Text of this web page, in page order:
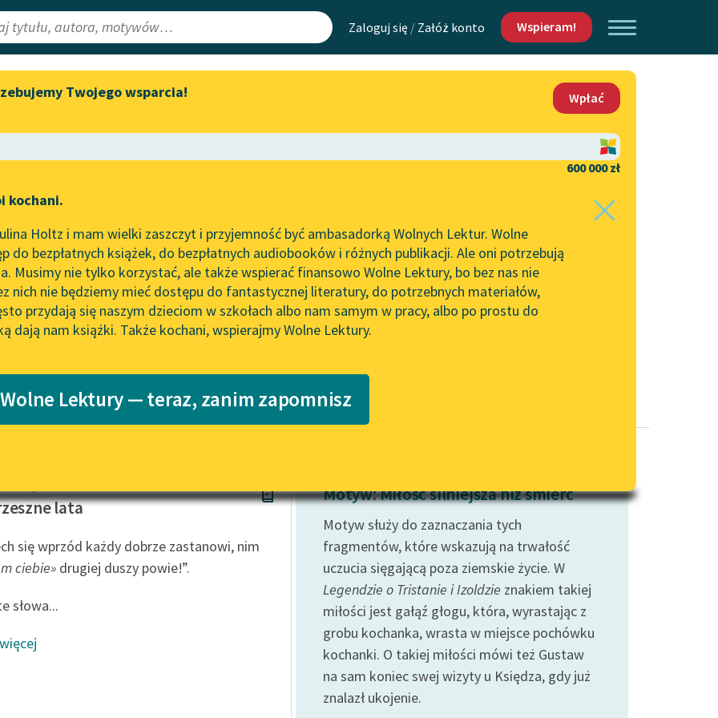
Zaloguj się / Załóż konto Wspieram!
Lektury
redakcyjne
Aktualności
„Prokurator Alicja Horn” do
literatury skandynawskiej
Spotkanie z Katarzyną Tunkiel
w Oslo
102. lata temu zmarł Joseph
Conrad
Lektury szkolne i klasyka
literatury do słuchania dla
E-kolekcja lektur szkolnych i
literatury do słuchania dla
niepełnosprawnościami
Feministyczne inspiracje.
Popularyzacja skandynawskiej
Mapa Wolnych Lektur
Leśmianator
API
OAI-PMH
Widget Wolnych Lektur
Katalog
Katalog w formacie PDF
Kontakt
O projekcie
Zasady wykorzystania
Wolnych Lektur
Logotypy
Materiały promocyjne
wrażliwych
Deklaracja dostępności
Twojego wsparcia!
Wpłać
600 000 zł
kochani.
Holtz i mam wielki zaszczyt i przyjemność być ambasadorką Wolnych Lektur. Wolne
do bezpłatnych książek, do bezpłatnych audiobooków i różnych publikacji. Ale oni potrzebują
Musimy nie tylko korzystać, ale także wspierać finansowo Wolne Lektury, bo bez nas nie
nich nie będziemy mieć dostępu do fantastycznej literatury, do potrzebnych materiałów,
przydają się naszym dzieciom w szkołach albo nam samym w pracy, albo po prostu do
dają nam książki. Także kochani, wspierajmy Wolne Lektury.
Lektury — teraz, zanim zapomnisz
niż śmierć
niż śmierć
Kornel Makuszyński✖
lata
się wprzód każdy dobrze zastanowi, nim
ciebie»drugiej duszy powie!”.
słowa...
Motyw: Miłość silniejsza niż śmierć
Motyw służy do zaznaczania tych
fragmentów, które wskazują na trwałość
uczucia sięgającą poza ziemskie życie. W
Legendzie o Tristanie i Izoldzie znakiem takiej
miłości jest gałąź głogu, która, wyrastając z
grobu kochanka, wrasta w miejsce pochówku
kochanki. O takiej miłości mówi też Gustaw
na sam koniec swej wizyty u Księdza, gdy już
znalazł ukojenie.